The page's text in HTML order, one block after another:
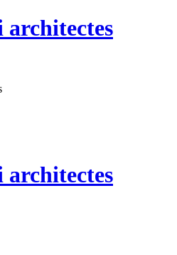
architectes
architectes